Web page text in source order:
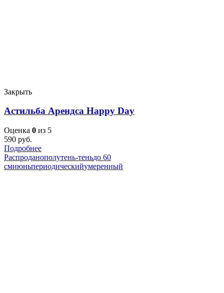
Закрыть
Астильба Арендса Happy Day
Оценка 0 из 5
590 руб.
Подробнее
Распроданополутень-теньдо 60
смиюньпериодическийумеренный